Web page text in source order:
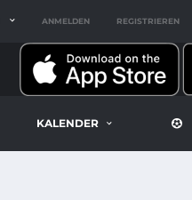
ANMELDEN REGISTRIEREN
KALENDER